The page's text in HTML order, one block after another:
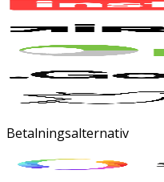
Betalningsalternativ